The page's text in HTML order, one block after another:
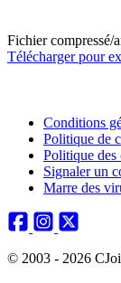
Fichier compressé/
Télécharger pour
Conditions
Politique de
Politique des
Signaler un
Marre des
© 2003 - 2026